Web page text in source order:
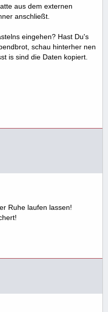
aus dem externen
anschließt.
eingehen? Hast Du's
schau hinterher nen
is sind die Daten kopiert.
Ruhe laufen lassen!